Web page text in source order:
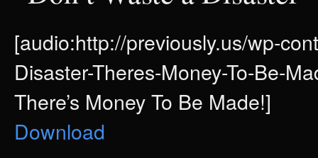
[audio:http://previously.us/wp-
Disaster-Theres-Money-To-Be-
There’s Money To Be Made!]
Download